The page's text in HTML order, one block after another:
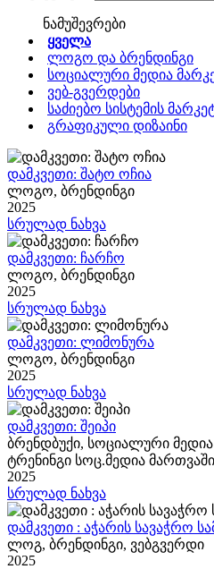
ნამუშევრები
ყველა
ლოგო და ბრენდინგი
სოციალური მედია
ვებ-გვერდები
საძიებო სისტემის
გრაფიკული დიზაინი
დამკვეთი: შატო ოჩია
ლოგო, ბრენდინგი
2025
სრულად ნახვა
დამკვეთი: ჩარჩო
ლოგო, ბრენდინგი
2025
სრულად ნახვა
დამკვეთი: ლიმონურა
ლოგო, ბრენდინგი
2025
სრულად ნახვა
დამკვეთი: შეიპი
ბრენდბუქი, სოციალური მედია
ტრენინგი სოც.მედია მართვაში
2025
სრულად ნახვა
დამკვეთი : აჭარის სავაჭრო
ლოგ, ბრენდინგი, ვებგვერდი
2025